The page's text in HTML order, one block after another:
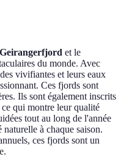
Geirangerfjord et le
du monde. Avec
vivifiantes et leurs eaux
Ces fjords sont
Ils sont également inscrits
qui montre leur qualité
tout au long de l'année
à chaque saison.
ces fjords sont un